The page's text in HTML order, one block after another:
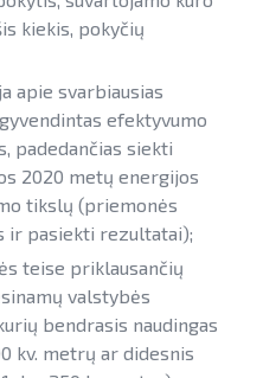
naudojimo plėtros
saulės elektrinėms
leidimai
auditas
ir viešinimo darbai
įrankiai
atitinkančių
atnaujinimas
kiekis, pokyčių
apie svarbiausias
efektyvumo
padedančias siekti
2020 metų energijos
tikslų (priemonės
ir pasiekti rezultatai);
teise priklausančių
valstybės
bendrasis naudingas
kv. metrų ar didesnis